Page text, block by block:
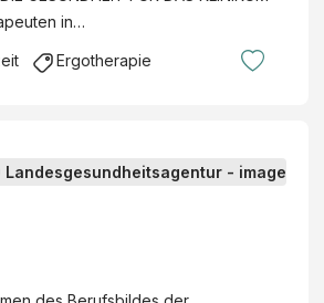
in…
Ergotherapie